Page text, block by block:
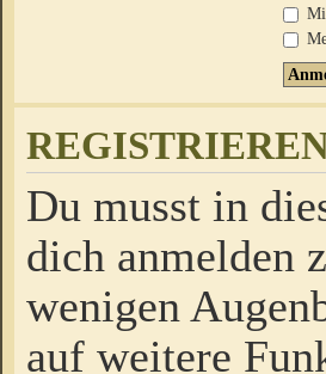
Du musst in
dich anmelden
wenigen
auf weitere